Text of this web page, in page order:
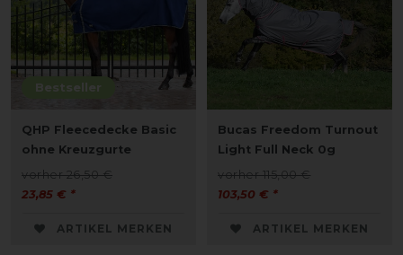
Bestseller
QHP Fleecedecke Basic
ohne Kreuzgurte
vorher 26,50 €
23,85 € *
ARTIKEL MERKEN
Bucas Freedom Turnout
Light Full Neck 0g
vorher 115,00 €
103,50 € *
ARTIKEL MERKEN